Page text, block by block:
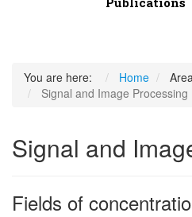
You are here: Home
Signal and Image Processing
Signal and
Fields of